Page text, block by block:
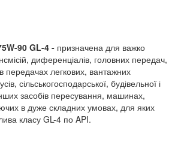
90 GL-4 - призначена для важко
диференціалів, головних передач,
передачах легкових, вантажних
сільськогосподарської, будівельної і
засобів пересування, машинах,
в дуже складних умовах, для яких
класу GL-4 по API.